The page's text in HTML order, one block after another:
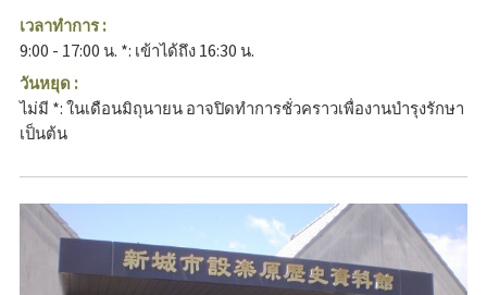
เวลาทำการ :
9:00 - 17:00 น. *: เข้าได้ถึง 16:30 น.
วันหยุด :
ไม่มี *: ในเดือนมิถุนายน อาจปิดทำการชั่วคราวเพื่องานบำรุงรักษา
เป็นต้น